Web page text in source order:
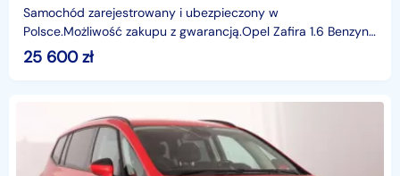
Samochód zarejestrowany i ubezpieczony w
Polsce.Możliwość zakupu z gwarancją.Opel Zafira 1.6 Benzyna
136 KM | 2013 | Nawigacja | Szary metalik | ZadbanySzukasz
25 600zł